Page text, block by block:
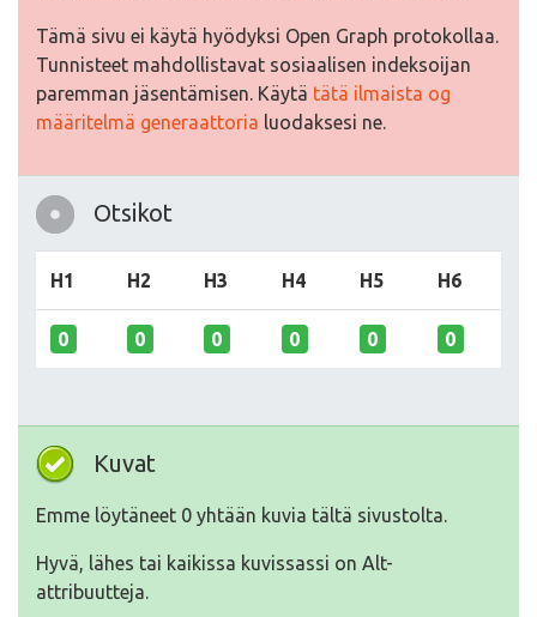
Tämä sivu ei käytä hyödyksi Open Graph protokollaa.
Tunnisteet mahdollistavat sosiaalisen indeksoijan
paremman jäsentämisen. Käytä tätä ilmaista og
määritelmä generaattoria luodaksesi ne.
Otsikot
H1 H2 H3 H4 H5 H6
0 0 0 0 0 0
Kuvat
Emme löytäneet 0 yhtään kuvia tältä sivustolta.
Hyvä, lähes tai kaikissa kuvissassi on Alt-
attribuutteja.